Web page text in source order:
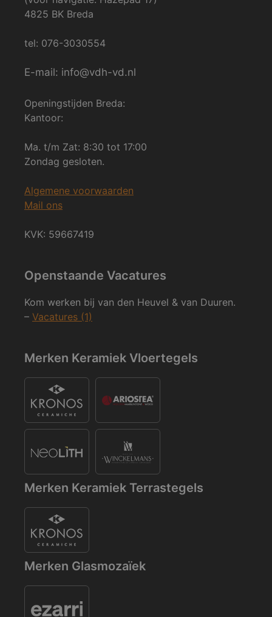
4825 BK Breda
tel: 076-3030554
E-mail: info@vdh-vd.nl
Openingstijden Breda:
Kantoor:
Ma. t/m Zat: 8:30 tot 17:00
Zondag gesloten.
Algemene voorwaarden
Mail ons
KVK: 59667419
Openstaande Vacatures
Kom werken bij van den Heuvel & van Duuren.
– Vacatures (1)
Merken Keramiek Vloertegels
Merken Keramiek Terrastegels
Merken Glasmozaïek